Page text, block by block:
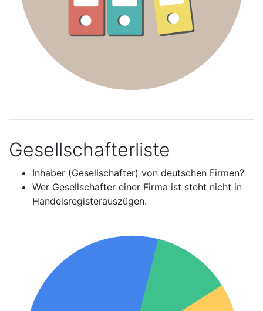
Gesellschafterliste
Inhaber (Gesellschafter) von deutschen Firmen?
Wer Gesellschafter einer Firma ist steht nicht in
Handelsregisterauszügen.